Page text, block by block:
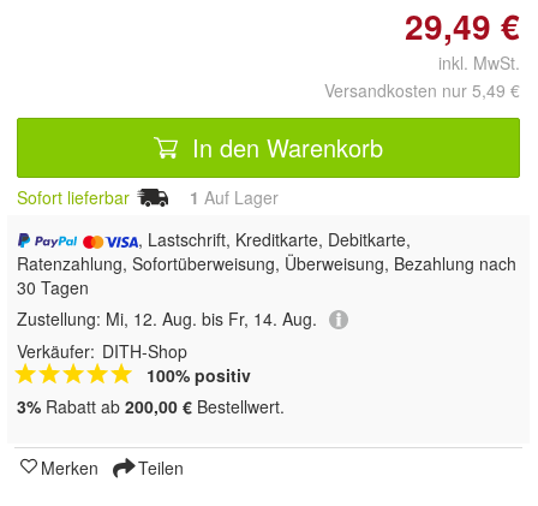
29,49 €
inkl. MwSt.
Versandkosten nur 5,49 €
In den Warenkorb
Sofort lieferbar 1 Auf Lager
, Lastschrift, Kreditkarte, Debitkarte,
Ratenzahlung, Sofortüberweisung, Überweisung, Bezahlung nach
30 Tagen
Zustellung: Mi, 12. Aug. bis Fr, 14. Aug.
Verkäufer: DITH-Shop
100% positiv
3% Rabatt ab 200,00 € Bestellwert.
Merken Teilen